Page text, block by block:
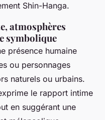
Shin-Hanga.
atmosphères
symbolique
présence humaine
ou personnages
naturels ou urbains.
le rapport intime
en suggérant une